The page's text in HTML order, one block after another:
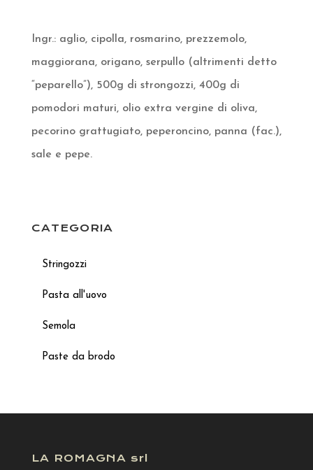
Ingr.: aglio, cipolla, rosmarino, prezzemolo,
maggiorana, origano, serpullo (altrimenti detto
“peparello”), 500g di strongozzi, 400g di
pomodori maturi, olio extra vergine di oliva,
pecorino grattugiato, peperoncino, panna (fac.),
sale e pepe.
CATEGORIA
Stringozzi
Pasta all'uovo
Semola
Paste da brodo
LA ROMAGNA srl